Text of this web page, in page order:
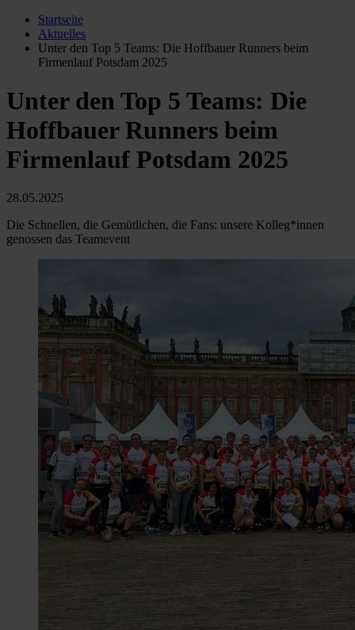
Startseite
Aktuelles
Unter den Top 5 Teams: Die Hoffbauer Runners beim
Firmenlauf Potsdam 2025
Unter den Top 5 Teams: Die
Hoffbauer Runners beim
Firmenlauf Potsdam 2025
28.05.2025
Die Schnellen, die Gemütlichen, die Fans: unsere Kolleg*innen
genossen das Teamevent